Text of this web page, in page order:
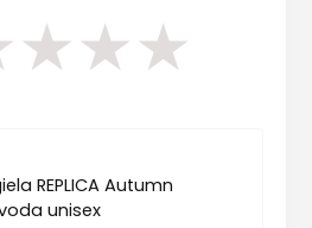
★★★